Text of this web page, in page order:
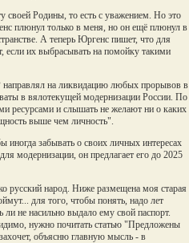
своей Родины, то есть с уважением. Но это
плюнул только в меня, но он ещё плюнул в
А теперь Юргенс пишет, что для
если их выбрасывать на помойку такими
направлял на ликвидацию любых прорывов в
в вялотекущей модернизации России. По
ресурсами и слышать не желают ни о каких
выше чем личность".
иногда забывать о своих личных интересах
модернизации, он предлагает его до 2025
русский народ. Ниже размещена моя старая
для того, чтобы понять, надо лет
ли не насильно выдало ему свой паспорт.
нужно почитать статью "Предложены
объясню главную мысль - в